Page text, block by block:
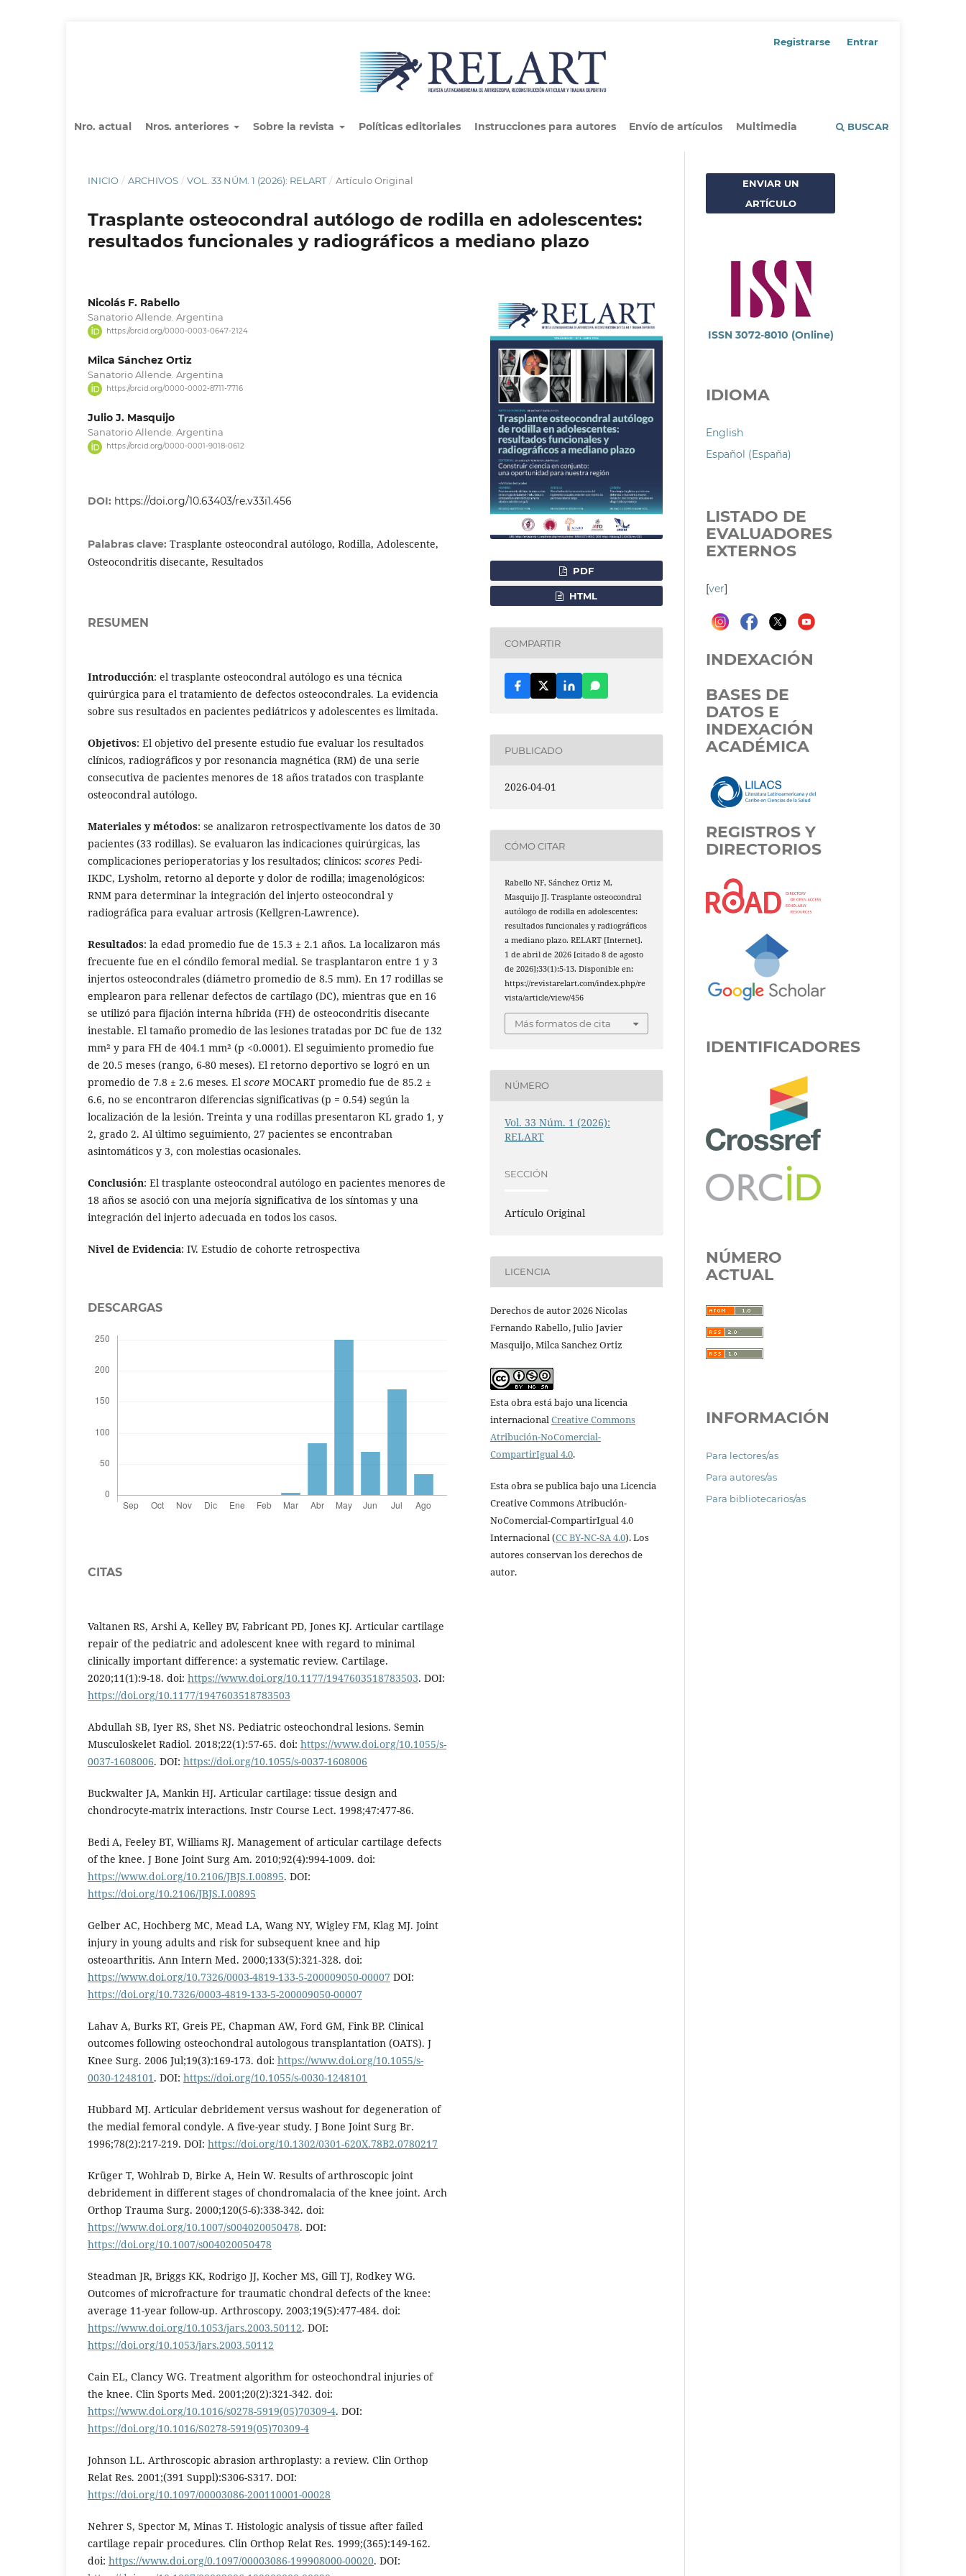
Nro. actual Nros. anteriores Sobre la revista Políticas editoriales Instrucciones para autores Envío de artículos Multimedia BUSCAR
Registrarse Entrar
INICIO / ARCHIVOS / VOL. 33 NÚM. 1 (2026): RELART / Artículo Original
Trasplante osteocondral autólogo de rodilla en adolescentes:
resultados funcionales y radiográficos a mediano plazo
Nicolás F. Rabello
Sanatorio Allende. Argentina
https://orcid.org/0000-0003-0647-2124
Milca Sánchez Ortiz
Sanatorio Allende. Argentina
https://orcid.org/0000-0002-8711-7716
Julio J. Masquijo
Sanatorio Allende. Argentina
https://orcid.org/0000-0001-9018-0612
DOI: https://doi.org/10.63403/re.v33i1.456
Palabras clave: Trasplante osteocondral autólogo, Rodilla, Adolescente,
Osteocondritis disecante, Resultados
RESUMEN
Introducción: el trasplante osteocondral autólogo es una técnica
quirúrgica para el tratamiento de defectos osteocondrales. La evidencia
sobre sus resultados en pacientes pediátricos y adolescentes es limitada.
Objetivos: El objetivo del presente estudio fue evaluar los resultados
clínicos, radiográficos y por resonancia magnética (RM) de una serie
consecutiva de pacientes menores de 18 años tratados con trasplante
osteocondral autólogo.
Materiales y métodos: se analizaron retrospectivamente los datos de 30
pacientes (33 rodillas). Se evaluaron las indicaciones quirúrgicas, las
complicaciones perioperatorias y los resultados; clínicos: scores Pedi-
IKDC, Lysholm, retorno al deporte y dolor de rodilla; imagenológicos:
RNM para determinar la integración del injerto osteocondral y
radiográfica para evaluar artrosis (Kellgren-Lawrence).
Resultados: la edad promedio fue de 15.3 ± 2.1 años. La localizaron más
frecuente fue en el cóndilo femoral medial. Se trasplantaron entre 1 y 3
injertos osteocondrales (diámetro promedio de 8.5 mm). En 17 rodillas se
emplearon para rellenar defectos de cartílago (DC), mientras que en 16
se utilizó para fijación interna híbrida (FH) de osteocondritis disecante
inestable. El tamaño promedio de las lesiones tratadas por DC fue de 132
mm² y para FH de 404.1 mm² (p <0.0001). El seguimiento promedio fue
de 20.5 meses (rango, 6-80 meses). El retorno deportivo se logró en un
promedio de 7.8 ± 2.6 meses. El score MOCART promedio fue de 85.2 ±
6.6, no se encontraron diferencias significativas (p = 0.54) según la
localización de la lesión. Treinta y una rodillas presentaron KL grado 1, y
2, grado 2. Al último seguimiento, 27 pacientes se encontraban
asintomáticos y 3, con molestias ocasionales.
Conclusión: El trasplante osteocondral autólogo en pacientes menores de
18 años se asoció con una mejoría significativa de los síntomas y una
integración del injerto adecuada en todos los casos.
Nivel de Evidencia: IV. Estudio de cohorte retrospectiva
DESCARGAS
CITAS
Valtanen RS, Arshi A, Kelley BV, Fabricant PD, Jones KJ. Articular cartilage
repair of the pediatric and adolescent knee with regard to minimal
clinically important difference: a systematic review. Cartilage.
2020;11(1):9-18. doi: https://www.doi.org/10.1177/1947603518783503. DOI:
https://doi.org/10.1177/1947603518783503
Abdullah SB, Iyer RS, Shet NS. Pediatric osteochondral lesions. Semin
Musculoskelet Radiol. 2018;22(1):57-65. doi: https://www.doi.org/10.1055/s-
0037-1608006. DOI: https://doi.org/10.1055/s-0037-1608006
Buckwalter JA, Mankin HJ. Articular cartilage: tissue design and
chondrocyte-matrix interactions. Instr Course Lect. 1998;47:477-86.
Bedi A, Feeley BT, Williams RJ. Management of articular cartilage defects
of the knee. J Bone Joint Surg Am. 2010;92(4):994-1009. doi:
https://www.doi.org/10.2106/JBJS.I.00895. DOI:
https://doi.org/10.2106/JBJS.I.00895
Gelber AC, Hochberg MC, Mead LA, Wang NY, Wigley FM, Klag MJ. Joint
injury in young adults and risk for subsequent knee and hip
osteoarthritis. Ann Intern Med. 2000;133(5):321-328. doi:
https://www.doi.org/10.7326/0003-4819-133-5-200009050-00007 DOI:
https://doi.org/10.7326/0003-4819-133-5-200009050-00007
Lahav A, Burks RT, Greis PE, Chapman AW, Ford GM, Fink BP. Clinical
outcomes following osteochondral autologous transplantation (OATS). J
Knee Surg. 2006 Jul;19(3):169-173. doi: https://www.doi.org/10.1055/s-
0030-1248101. DOI: https://doi.org/10.1055/s-0030-1248101
Hubbard MJ. Articular debridement versus washout for degeneration of
the medial femoral condyle. A five-year study. J Bone Joint Surg Br.
1996;78(2):217-219. DOI: https://doi.org/10.1302/0301-620X.78B2.0780217
Krüger T, Wohlrab D, Birke A, Hein W. Results of arthroscopic joint
debridement in different stages of chondromalacia of the knee joint. Arch
Orthop Trauma Surg. 2000;120(5-6):338-342. doi:
https://www.doi.org/10.1007/s004020050478. DOI:
https://doi.org/10.1007/s004020050478
Steadman JR, Briggs KK, Rodrigo JJ, Kocher MS, Gill TJ, Rodkey WG.
Outcomes of microfracture for traumatic chondral defects of the knee:
average 11-year follow-up. Arthroscopy. 2003;19(5):477-484. doi:
https://www.doi.org/10.1053/jars.2003.50112. DOI:
https://doi.org/10.1053/jars.2003.50112
Cain EL, Clancy WG. Treatment algorithm for osteochondral injuries of
the knee. Clin Sports Med. 2001;20(2):321-342. doi:
https://www.doi.org/10.1016/s0278-5919(05)70309-4. DOI:
https://doi.org/10.1016/S0278-5919(05)70309-4
Johnson LL. Arthroscopic abrasion arthroplasty: a review. Clin Orthop
Relat Res. 2001;(391 Suppl):S306-S317. DOI:
https://doi.org/10.1097/00003086-200110001-00028
Nehrer S, Spector M, Minas T. Histologic analysis of tissue after failed
cartilage repair procedures. Clin Orthop Relat Res. 1999;(365):149-162.
doi: https://www.doi.org/0.1097/00003086-199908000-00020. DOI:
PDF
HTML
COMPARTIR
PUBLICADO
2026-04-01
CÓMO CITAR
Rabello NF, Sánchez Ortiz M,
Masquijo JJ. Trasplante osteocondral
autólogo de rodilla en adolescentes:
resultados funcionales y radiográficos
a mediano plazo. RELART [Internet].
1 de abril de 2026 [citado 8 de agosto
de 2026];33(1):5-13. Disponible en:
https://revistarelart.com/index.php/re
vista/article/view/456
Más formatos de cita
NÚMERO
Vol. 33 Núm. 1 (2026):
RELART
SECCIÓN
Artículo Original
LICENCIA
Derechos de autor 2026 Nicolas
Fernando Rabello, Julio Javier
Masquijo, Milca Sanchez Ortiz
Esta obra está bajo una licencia
internacionalCreative Commons
Atribución-NoComercial-
CompartirIgual 4.0.
Esta obra se publica bajo una Licencia
Creative Commons Atribución-
NoComercial-CompartirIgual 4.0
Internacional (CC BY-NC-SA 4.0). Los
autores conservan los derechos de
autor.
ENVIAR UN
ARTÍCULO
ISSN 3072-8010 (Online)
IDIOMA
English
Español (España)
LISTADO DE
EVALUADORES
EXTERNOS
[ver]
INDEXACIÓN
BASES DE
DATOS E
INDEXACIÓN
ACADÉMICA
REGISTROS Y
DIRECTORIOS
IDENTIFICADORES
NÚMERO
ACTUAL
INFORMACIÓN
Para lectores/as
Para autores/as
Para bibliotecarios/as